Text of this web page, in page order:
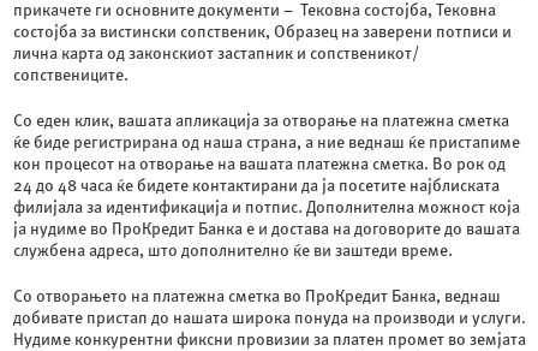
прикачете ги основните документи –Тековна состојба, Тековна
состојба за вистински сопственик, Образец на заверени потписи и
лична карта од законскиот застапник и сопственикот/
сопствениците.
Со еден клик, вашата апликација за отворање на платежна сметка
ќе биде регистрирана од наша страна, а ние веднаш ќе пристапиме
кон процесот на отворање на вашата платежна сметка. Во рок од
24 до 48 часа ќе бидете контактирани да ја посетите најблиската
филијала за идентификација и потпис. Дополнителна можност која
ја нудиме во ПроКредит Банка е и достава на договорите до вашата
службена адреса, што дополнително ќе ви заштеди време.
Со отворањето на платежна сметка во ПроКредит Банка, веднаш
добивате пристап до нашата широка понуда на производи и услуги.
Нудиме конкурентни фиксни провизии за платен промет во земјата